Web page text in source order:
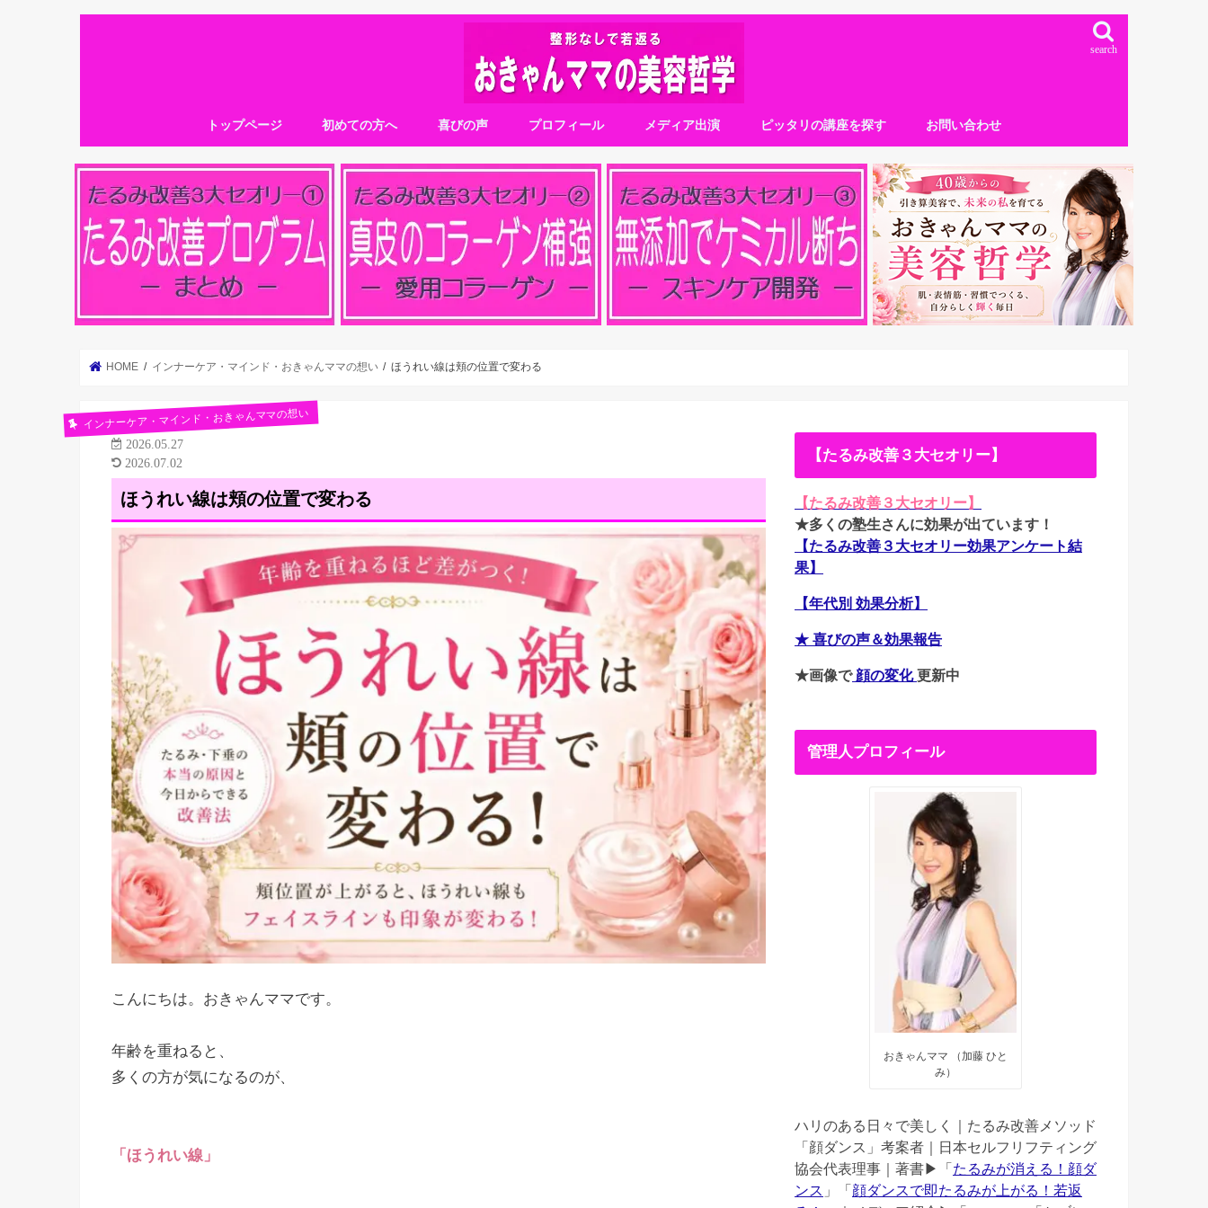
search
トップページ 初めての方へ 喜びの声 プロフィール メディア出演 ピッタリの講座を探す お問い合わせ
HOME インナーケア・マインド・おきゃんママの想い ほうれい線は頬の位置で変わる
インナーケア・マインド・おきゃんママの想い
2026.05.27
2026.07.02
ほうれい線は頬の位置で変わる
こんにちは。おきゃんママです。
年齢を重ねると、
多くの方が気になるのが、
「ほうれい線」
【たるみ改善３大セオリー】
【たるみ改善３大セオリー】
★多くの塾生さんに効果が出ています！
【たるみ改善３大セオリー効果アンケート結
果】
【年代別 効果分析】
★ 喜びの声＆効果報告
★画像で顔の変化更新中
管理人プロフィール
おきゃんママ （加藤 ひと
み）
ハリのある日々で美しく｜たるみ改善メソッド
「顔ダンス」考案者｜日本セルフリフティング
協会代表理事｜著書▶︎「 たるみが消える！顔ダ
ンス 」「 顔ダンスで即たるみが上がる！若返